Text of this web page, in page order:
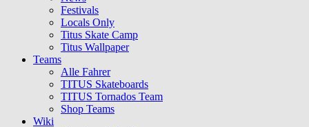
Festivals
Locals Only
Titus Skate Camp
Titus Wallpaper
Teams
Alle Fahrer
TITUS Skateboards
TITUS Tornados Team
Shop Teams
Wiki